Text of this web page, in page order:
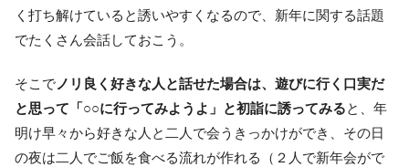
く打ち解けていると誘いやすくなるので、新年に関する話題
でたくさん会話しておこう。
そこで ノリ良く好きな人と話せた場合は、遊びに行く口実だ
と思って「○○に行ってみようよ」と初詣に誘ってみると、年
明け早々から好きな人と二人で会うきっかけができ、その日
の夜は二人でご飯を食べる流れが作れる（２人で新年会がで